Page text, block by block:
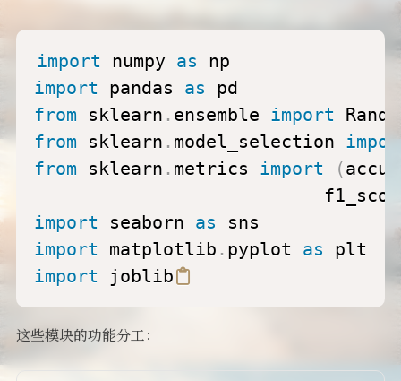
import numpy as
import pandas as
from sklearn . ensemble import
from sklearn . model_selection
from sklearn . metrics import (
import seaborn as
import matplotlib . pyplot as
import joblib
这些模块的功能分工：